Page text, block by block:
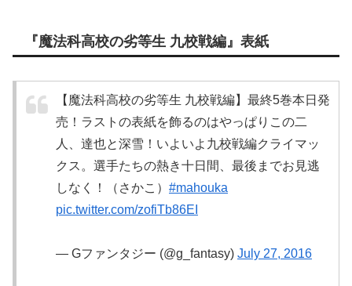
『魔法科高校の劣等生 九校戦編』表紙
【魔法科高校の劣等生 九校戦編】最終5巻本日発
売！ラストの表紙を飾るのはやっぱりこの二
人、達也と深雪！いよいよ九校戦編クライマッ
クス。選手たちの熱き十日間、最後までお見逃
しなく！（さかこ） #mahouka
pic.twitter.com/zofiTb86EI
— Gファンタジー (@g_fantasy) July 27, 2016